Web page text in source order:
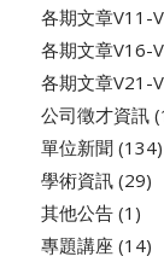
各期文章V11-
各期文章V16-
各期文章V21-
公司徵才資訊
單位新聞(134)
學術資訊(29)
其他公告(1)
專題講座 (14)